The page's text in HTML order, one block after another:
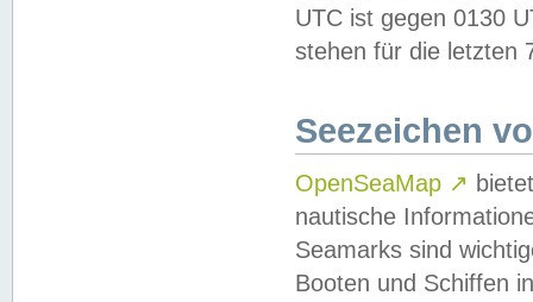
UTC ist gegen 0130
stehen für die letzten
Seezeichen
OpenSeaMap ↗
nautische
Seamarks sind
Booten und Schiffen